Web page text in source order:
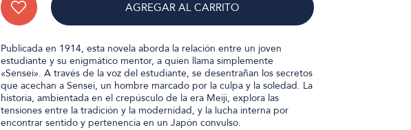
AGREGAR AL CARRITO
Publicada en 1914, esta novela aborda la relación entre un joven
estudiante y su enigmático mentor, a quien llama simplemente
«Sensei». A través de la voz del estudiante, se desentrañan los secretos
que acechan a Sensei, un hombre marcado por la culpa y la soledad. La
historia, ambientada en el crepúsculo de la era Meiji, explora las
tensiones entre la tradición y la modernidad, y la lucha interna por
encontrar sentido y pertenencia en un Japón convulso.